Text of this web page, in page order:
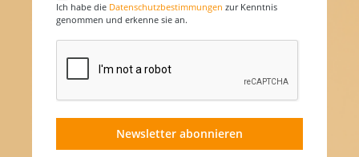
Ich habe die Datenschutzbestimmungen zur Kenntnis
genommen und erkenne sie an.
Newsletter abonnieren